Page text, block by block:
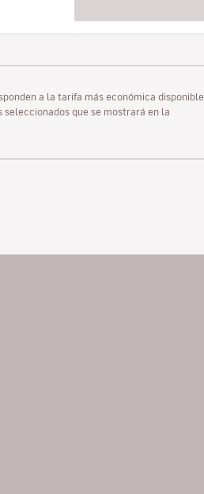
a la tarifa más económica disponible
seleccionados que se mostrará en la